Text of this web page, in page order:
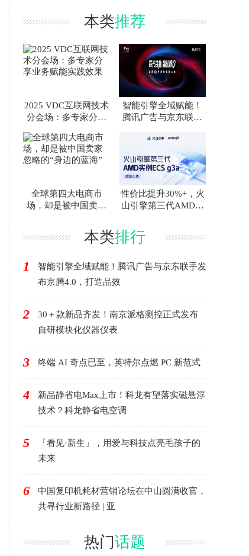
本类推荐
2025 VDC互联网技术
分会场：多专家分享
智能引擎全域赋能！
腾讯广告与京东联手
效
全球第四大电商市
场，却是被中国卖家
性价比提升30%+，火
山引擎第三代AMD实
本类排行
1
智能引擎全域赋能！腾讯广告与京东联手发
布京腾4.0，打造品效
2
30＋款新品齐发！南京派格测控正式发布
自研模块化仪器仪表
3 终端 AI 奇点已至，英特尔点燃 PC 新范式
4
新品静省电Max上市！科龙有望落实磁悬浮
技术？科龙静省电空调
5
「看见·新生」，用爱与科技点亮毛孩子的
未来
6
中国复印机耗材营销论坛在中山圆满收官，
共寻行业新路径 | 亚
热门话题